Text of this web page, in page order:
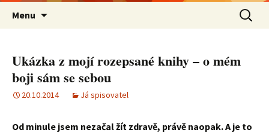
Menu
Ukázka z mojí rozepsané knihy – o mém
boji sám se sebou
20.10.2014 Já spisovatel
Od minule jsem nezačal žít zdravě, právě naopak. A je to